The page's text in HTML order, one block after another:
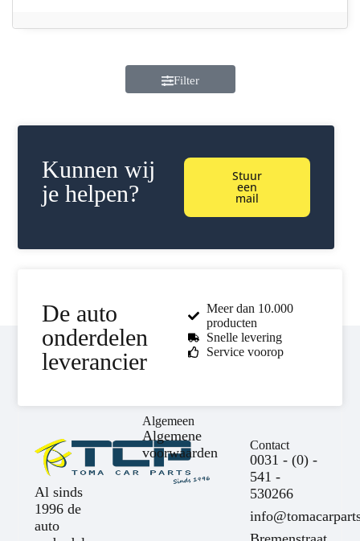
Filter
Kunnen wij
je helpen?
Stuur
een
mail
De auto
onderdelen
leverancier
Meer dan 10.000
producten
Snelle levering
Service voorop
Al sinds
1996 de
auto
Algemeen
Algemene
voorwaarden
Contact
0031 - (0) -
541 -
530266